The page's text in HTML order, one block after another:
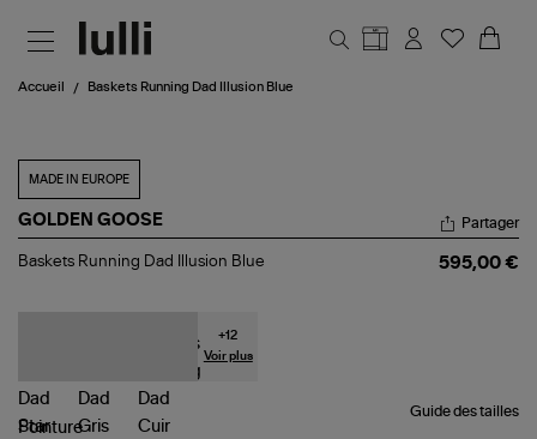
Accueil Baskets Running Dad Illusion Blue
MADE IN EUROPE
GOLDEN GOOSE
Baskets
Partager
Baskets Running Dad Illusion Blue 595,00 €
+12
Voir plus
Guide des tailles
Pointure